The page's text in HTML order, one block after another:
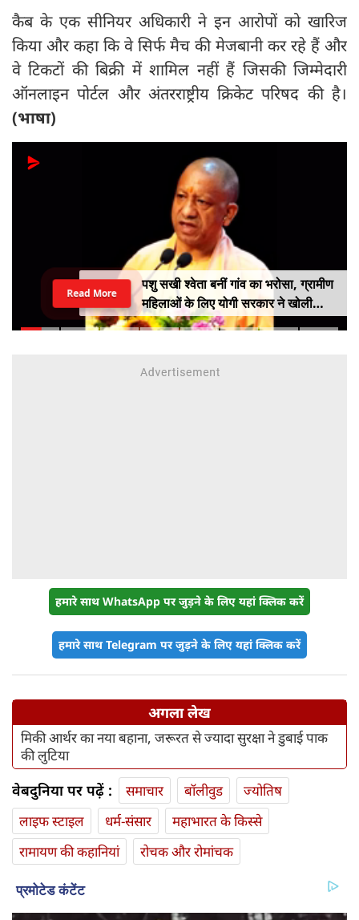
कैब के एक सीनियर अधिकारी ने इन आरोपों को खारिज
किया और कहा कि वे सिर्फ मैच की मेजबानी कर रहे हैं और
वे टिकटों की बिक्री में शामिल नहीं हैं जिसकी जिम्मेदारी
ऑनलाइन पोर्टल और अंतरराष्ट्रीय क्रिकेट परिषद की है।
(भाषा)
पशु सखी श्वेता बनीं गांव का भरोसा, ग्रामीण
महिलाओं के लिए योगी सरकार ने खोली
आत्मनिर्भरता की राह
Read More
हमारे साथ WhatsApp पर जुड़ने के लिए यहां क्लिक करें
हमारे साथ Telegram पर जुड़ने के लिए यहां क्लिक करें
अगला लेख
मिकी आर्थर का नया बहाना, जरूरत से ज्यादा सुरक्षा ने डुबाई पाक
की लुटिया
वेबदुनिया पर पढ़ें : समाचार बॉलीवुड
ज्योतिष
लाइफ स्‍टाइल
धर्म-संसार
महाभारत के किस्से
रामायण की कहानियां
रोचक और रोमांचक